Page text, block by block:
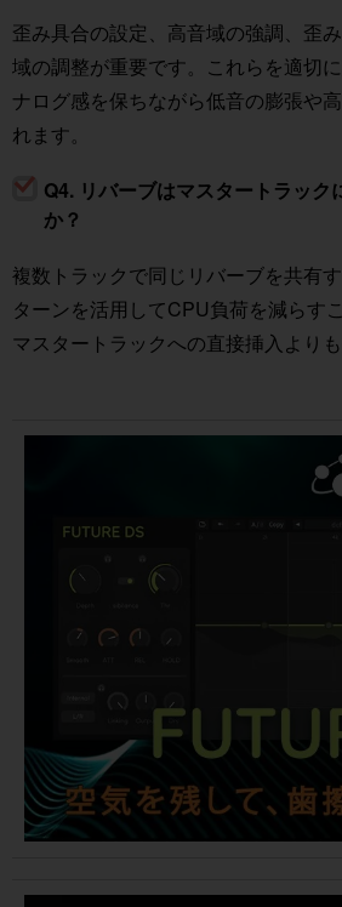
歪み具合の設定、高音域の強調、歪
域の調整が重要です。これらを適切
ナログ感を保ちながら低音の膨張や
れます。
Q4. リバーブはマスタートラック
か？
複数トラックで同じリバーブを共有
ターンを活用してCPU負荷を減らす
マスタートラックへの直接挿入よりも